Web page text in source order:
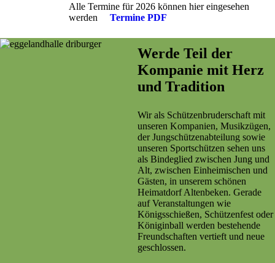
Alle Termine für 2026 können hier eingesehen
werden Termine PDF
Werde Teil der
Kompanie mit Herz
und Tradition
Wir als Schützenbruderschaft mit
unseren Kompanien, Musikzügen,
der Jungschützenabteilung sowie
unseren Sportschützen sehen uns
als Bindeglied zwischen Jung und
Alt, zwischen Einheimischen und
Gästen, in unserem schönen
Heimatdorf Altenbeken. Gerade
auf Veranstaltungen wie
Königsschießen, Schützenfest oder
Königinball werden bestehende
Freundschaften vertieft und neue
geschlossen.